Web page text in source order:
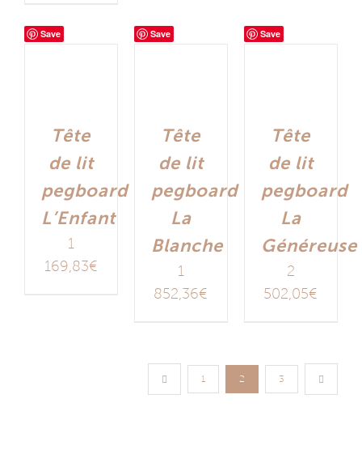
Save
Tête
de lit
pegboard
L’Enfant
1
169,83€
Save
Tête
de lit
pegboard
La
Blanche
1
852,36€
Save
Tête
de lit
pegboard
La
Généreuse
2
502,05€
1 2 3